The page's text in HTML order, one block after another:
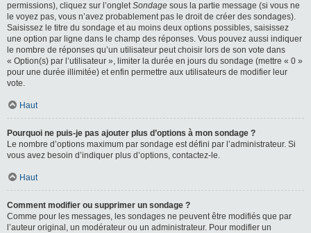
permissions), cliquez sur l’ongletSondage sous la partie message (si vous ne
le voyez pas, vous n’avez probablement pas le droit de créer des sondages).
Saisissez le titre du sondage et au moins deux options possibles, saisissez
une option par ligne dans le champ des réponses. Vous pouvez aussi indiquer
le nombre de réponses qu’un utilisateur peut choisir lors de son vote dans
« Option(s) par l’utilisateur », limiter la durée en jours du sondage (mettre « 0 »
pour une durée illimitée) et enfin permettre aux utilisateurs de modifier leur
vote.
Haut
Pourquoi ne puis-je pas ajouter plus d’options à mon sondage ?
Le nombre d’options maximum par sondage est défini par l’administrateur. Si
vous avez besoin d’indiquer plus d’options, contactez-le.
Haut
Comment modifier ou supprimer un sondage ?
Comme pour les messages, les sondages ne peuvent être modifiés que par
l’auteur original, un modérateur ou un administrateur. Pour modifier un